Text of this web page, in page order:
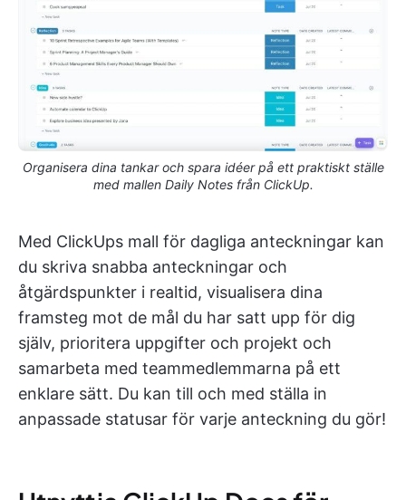
Organisera dina tankar och spara idéer på ett praktiskt ställe
med mallen Daily Notes från ClickUp.
Med ClickUps mall för dagliga anteckningar kan
du skriva snabba anteckningar och
åtgärdspunkter i realtid, visualisera dina
framsteg mot de mål du har satt upp för dig
själv, prioritera uppgifter och projekt och
samarbeta med teammedlemmarna på ett
enklare sätt. Du kan till och med ställa in
anpassade statusar för varje anteckning du gör!